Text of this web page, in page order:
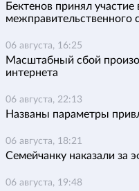
Бектенов принял
межправительственного
06 августа, 16:25
Масштабный сбой
интернета
06 августа, 22:13
Названы параметры
06 августа, 18:21
Семейчанку наказали за
06 августа, 19:48